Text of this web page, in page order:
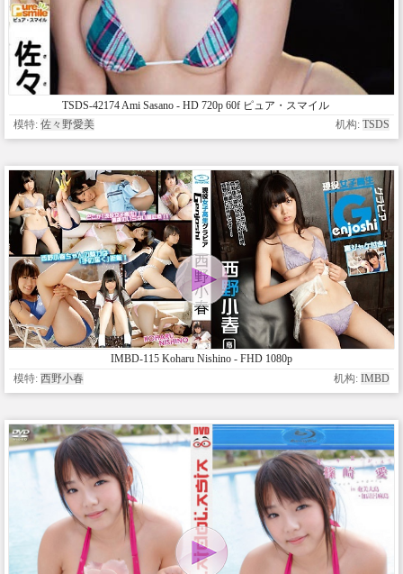
TSDS-42174 Ami Sasano - HD 720p 60f ピュア・スマイル
模特: 佐々野愛美 机构: TSDS
IMBD-115 Koharu Nishino - FHD 1080p
模特: 西野小春 机构: IMBD